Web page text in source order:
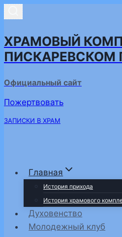
содержимому
ХРАМОВЫЙ
ПИСКАРЕВСКОМ
Официальный сайт
Пожертвовать
ЗАПИСКИ В ХРАМ
Главная
История прихода
История храмового
Духовенство
Молодежный клуб